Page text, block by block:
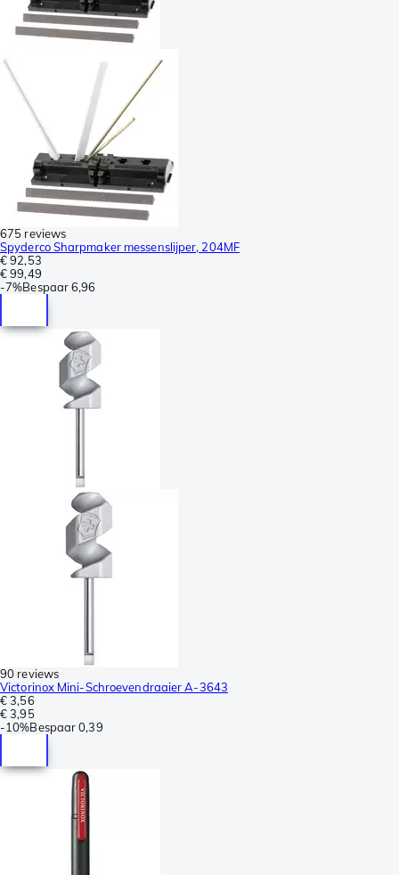
675 reviews
Spyderco Sharpmaker messenslijper, 204MF
€ 92,53
€ 99,49
-7%Bespaar6,96
90 reviews
Victorinox Mini-Schroevendraaier A-3643
€ 3,56
€ 3,95
-10%Bespaar 0,39